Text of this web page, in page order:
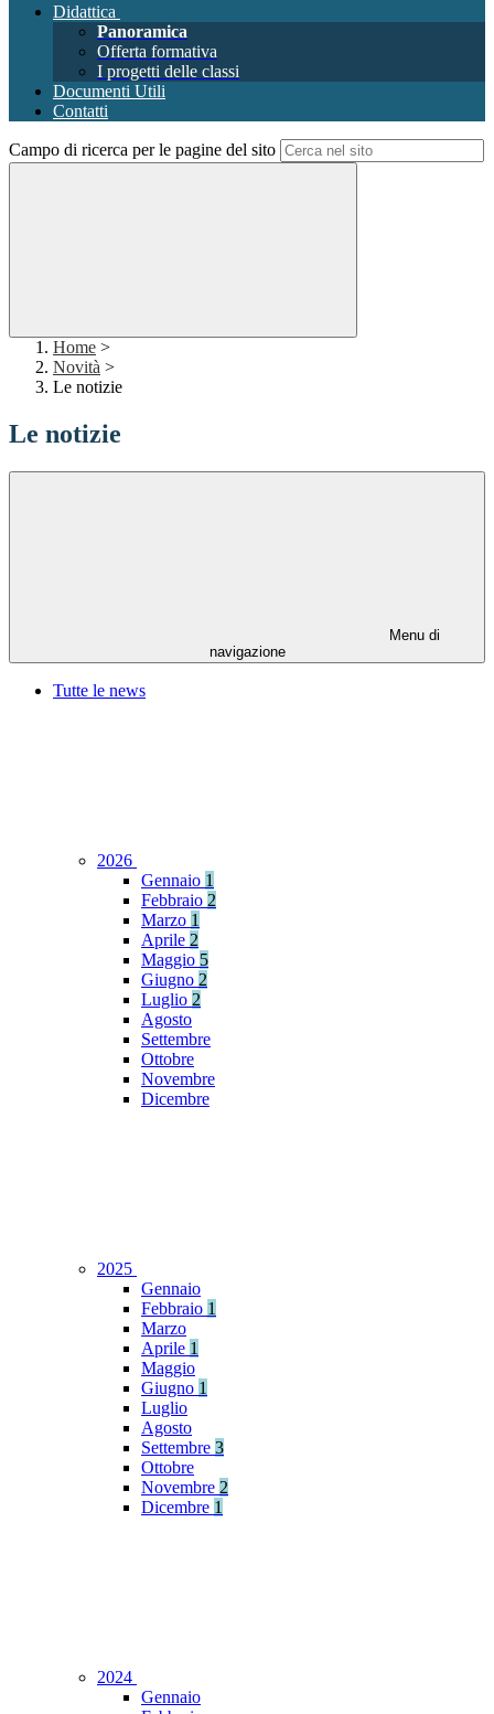
Didattica
Panoramica
Offerta formativa
I progetti delle classi
Documenti Utili
Contatti
Campo di ricerca per le pagine del sito
Home >
Novità >
Le notizie
Le notizie
Menu di
navigazione
Tutte le news
2026
Gennaio 1
Febbraio 2
Marzo 1
Aprile 2
Maggio 5
Giugno 2
Luglio 2
Agosto
Settembre
Ottobre
Novembre
Dicembre
2025
Gennaio
Febbraio 1
Marzo
Aprile 1
Maggio
Giugno 1
Luglio
Agosto
Settembre 3
Ottobre
Novembre 2
Dicembre 1
2024
Gennaio